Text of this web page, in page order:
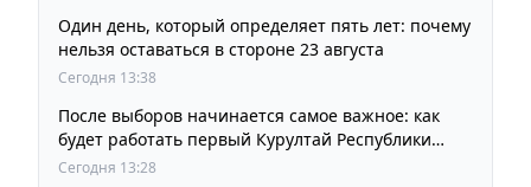
Один день, который определяет пять лет: почему
нельзя оставаться в стороне 23 августа
Сегодня 13:38
После выборов начинается самое важное: как
будет работать первый Курултай Республики
Казахстан
Сегодня 13:28